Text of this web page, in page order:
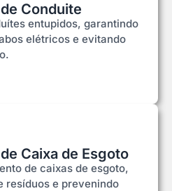
Conduite
entupidos, garantindo
elétricos e evitando
Caixa de Esgoto
de caixas de esgoto,
resíduos e prevenindo